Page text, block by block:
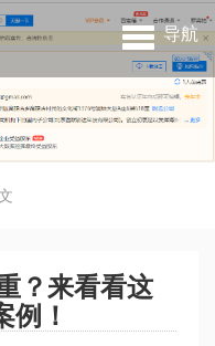
导航
？来看看这
例！